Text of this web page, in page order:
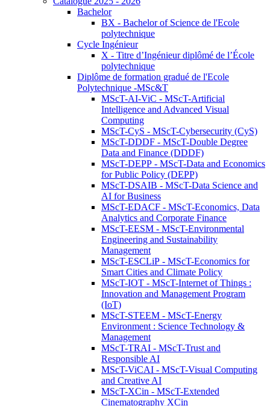
Bachelor
BX - Bachelor of Science de l'Ecole
polytechnique
Cycle Ingénieur
X - Titre d’Ingénieur diplômé de l’École
polytechnique
Diplôme de formation gradué de l'Ecole
Polytechnique -MSc&T
MScT-AI-ViC - MScT-Artificial
Intelligence and Advanced Visual
Computing
MScT-CyS - MScT-Cybersecurity (CyS)
MScT-DDDF - MScT-Double Degree
Data and Finance (DDDF)
MScT-DEPP - MScT-Data and Economics
for Public Policy (DEPP)
MScT-DSAIB - MScT-Data Science and
AI for Business
MScT-EDACF - MScT-Economics, Data
Analytics and Corporate Finance
MScT-EESM - MScT-Environmental
Engineering and Sustainability
Management
MScT-ESCLiP - MScT-Economics for
Smart Cities and Climate Policy
MScT-IOT - MScT-Internet of Things :
Innovation and Management Program
(IoT)
MScT-STEEM - MScT-Energy
Environment : Science Technology &
Management
MScT-TRAI - MScT-Trust and
Responsible AI
MScT-ViCAI - MScT-Visual Computing
and Creative AI
MScT-XCin - MScT-Extended
Cinematography XCin